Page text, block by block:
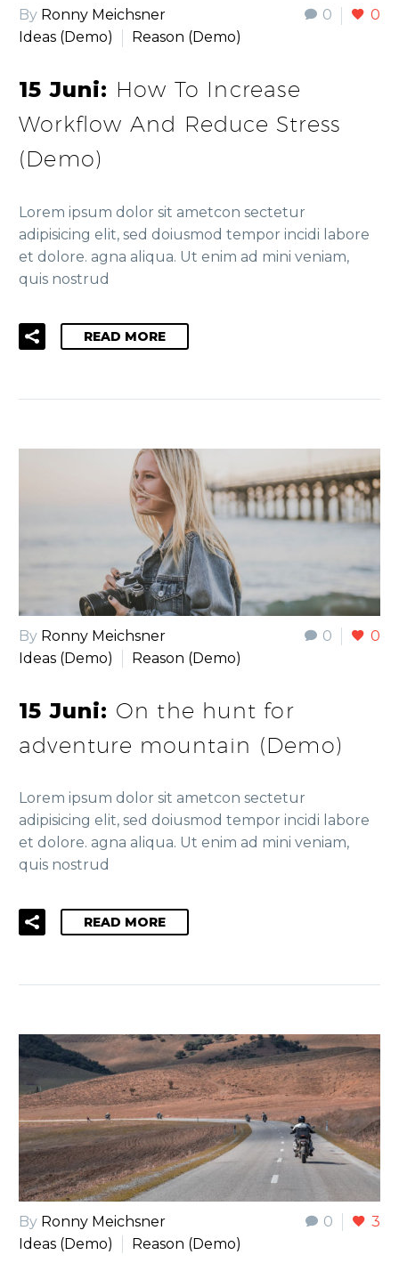
0 0
By Ronny Meichsner
Ideas (Demo)
Reason (Demo)
15 Juni: How To Increase
Workflow And Reduce Stress
(Demo)
Lorem ipsum dolor sit ametcon sectetur
adipisicing elit, sed doiusmod tempor incidi labore
et dolore. agna aliqua. Ut enim ad mini veniam,
quis nostrud
READ MORE
0 0
By Ronny Meichsner
Ideas (Demo)
Reason (Demo)
15 Juni: On the hunt for
adventure mountain (Demo)
Lorem ipsum dolor sit ametcon sectetur
adipisicing elit, sed doiusmod tempor incidi labore
et dolore. agna aliqua. Ut enim ad mini veniam,
quis nostrud
READ MORE
0 3
By Ronny Meichsner
Ideas (Demo)
Reason (Demo)